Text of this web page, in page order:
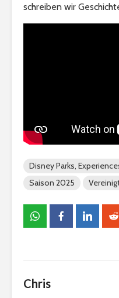
schreiben wir
Disney Parks,
Saison 2025
Chris